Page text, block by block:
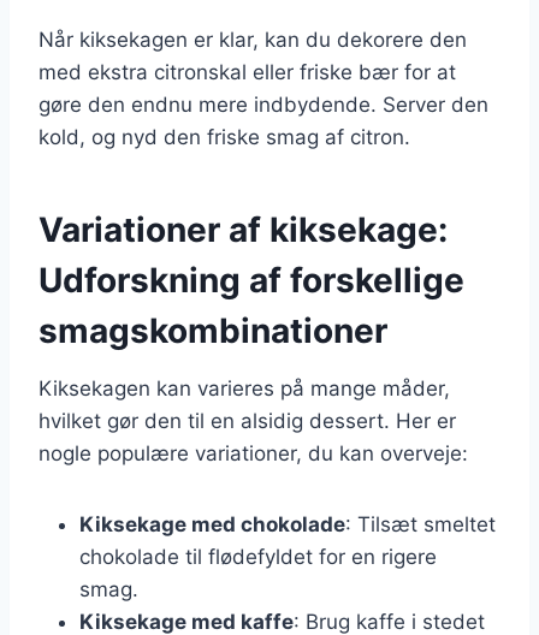
Når kiksekagen er klar, kan du dekorere den
med ekstra citronskal eller friske bær for at
gøre den endnu mere indbydende. Server den
kold, og nyd den friske smag af citron.
Variationer af kiksekage:
Udforskning af forskellige
smagskombinationer
Kiksekagen kan varieres på mange måder,
hvilket gør den til en alsidig dessert. Her er
nogle populære variationer, du kan overveje:
Kiksekage med chokolade: Tilsæt smeltet
chokolade til flødefyldet for en rigere
smag.
Kiksekage med kaffe: Brug kaffe i stedet